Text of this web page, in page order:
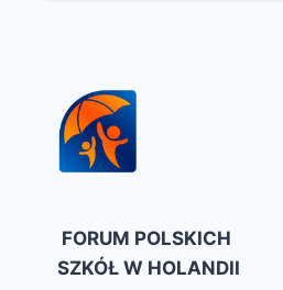
FORUM POLSKICH
SZKÓŁ W HOLANDII